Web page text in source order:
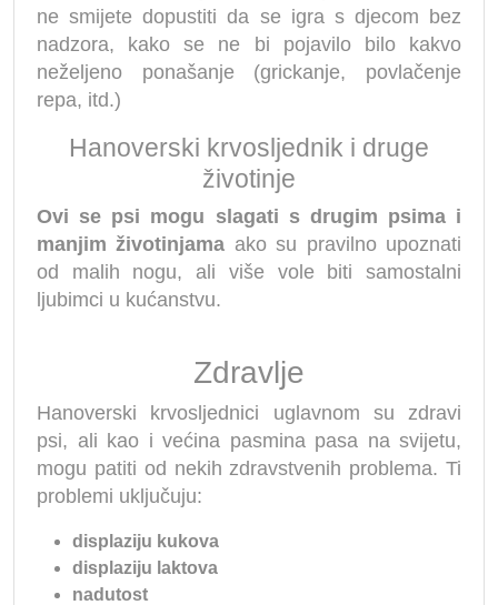
ne smijete dopustiti da se igra s djecom bez
nadzora, kako se ne bi pojavilo bilo kakvo
neželjeno ponašanje (grickanje, povlačenje
repa, itd.)
Hanoverski krvosljednik i druge
životinje
Ovi se psi mogu slagati s drugim psima i
manjim životinjama ako su pravilno upoznati
od malih nogu, ali više vole biti samostalni
ljubimci u kućanstvu.
Zdravlje
Hanoverski krvosljednici uglavnom su zdravi
psi, ali kao i većina pasmina pasa na svijetu,
mogu patiti od nekih zdravstvenih problema. Ti
problemi uključuju:
displaziju kukova
displaziju laktova
nadutost